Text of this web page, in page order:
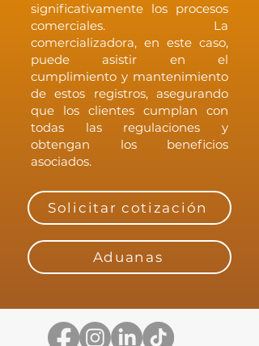
significativamente los procesos
comerciales. La
comercializadora, en este caso,
puede asistir en el
cumplimiento y mantenimiento
de estos registros, asegurando
que los clientes cumplan con
todas las regulaciones y
obtengan los beneficios
asociados.
Solicitar cotización
Aduanas